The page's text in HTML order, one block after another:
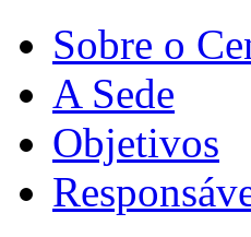
Sobre o
A Sede
Objetivos